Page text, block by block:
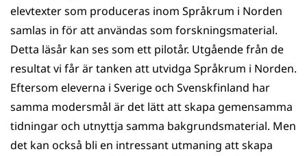
elevtexter som produceras inom Språkrum i Norden
samlas in för att användas som forskningsmaterial.
Detta läsår kan ses som ett pilotår. Utgående från de
resultat vi får är tanken att utvidga Språkrum i Norden.
Eftersom eleverna i Sverige och Svenskfinland har
samma modersmål är det lätt att skapa gemensamma
tidningar och utnyttja samma bakgrundsmaterial. Men
det kan också bli en intressant utmaning att skapa